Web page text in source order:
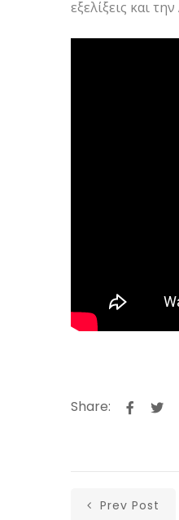
εξελίξεις και
Share:
Prev Post